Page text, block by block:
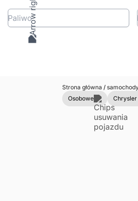
Paliwo
Strona główna /
Osobowe